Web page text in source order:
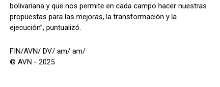
bolivariana y que nos permite en cada campo hacer nuestras
propuestas para las mejoras, la transformación y la
ejecución”, puntualizó.
FIN/AVN/ DV/ am/ am/
© AVN - 2025